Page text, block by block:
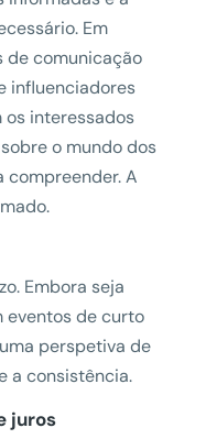
Em
de comunicação
influenciadores
os interessados
o mundo dos
compreender. A
Embora seja
eventos de curto
perspetiva de
a consistência.
juros